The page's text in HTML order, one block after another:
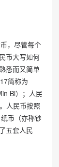
，尽管每个
币大写如何
悉而又简单
简称为
Bi）；人民
人民币按照
币（亦称钞
五套人民